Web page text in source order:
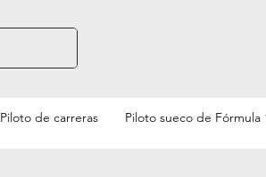
Piloto de carreras Piloto sueco de Fórmula